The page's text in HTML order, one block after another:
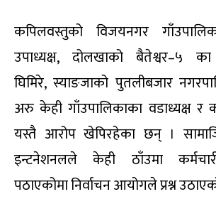
कपिलवस्तुको विजयनगर
उपाध्यक्ष, दोलखाको बैतेश्वर–५
घिमिरे, स्याङजाको पुतलीबजार
अरु केही गाँउपालिकाका वडाध्यक्ष र
यस्तै आरोप खेपिरहेका छन् ।
इन्टनेशनलले केही ठाँउमा
पठाएकोमा निर्वाचन आयोगले प्रश्न